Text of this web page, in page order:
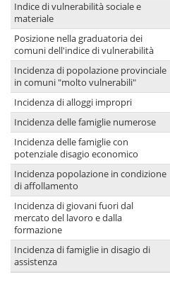
Indice di vulnerabilità sociale e
materiale
Posizione nella graduatoria dei
comuni dell'indice di vulnerabilità
Incidenza di popolazione provinciale
in comuni "molto vulnerabili"
Incidenza di alloggi impropri
Incidenza delle famiglie numerose
Incidenza delle famiglie con
potenziale disagio economico
Incidenza popolazione in condizione
di affollamento
Incidenza di giovani fuori dal
mercato del lavoro e dalla
formazione
Incidenza di famiglie in disagio di
assistenza